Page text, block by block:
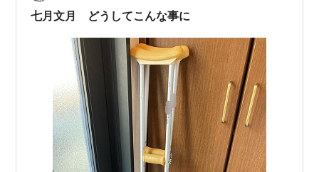
七月文月 どうしてこんな事に